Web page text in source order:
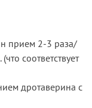
прием 2-3 раза/
соответствует
дротаверина с